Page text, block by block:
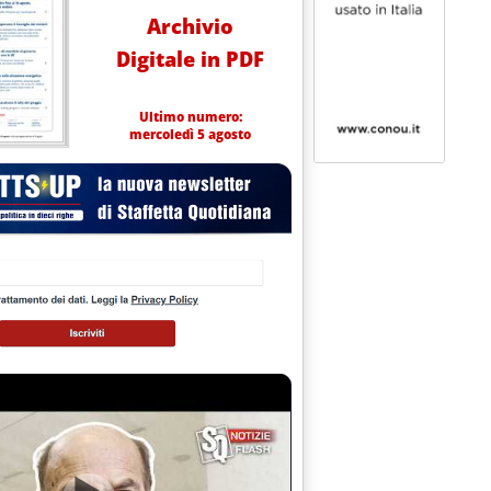
Archivio
Digitale in PDF
Ultimo numero:
mercoledì 5 agosto